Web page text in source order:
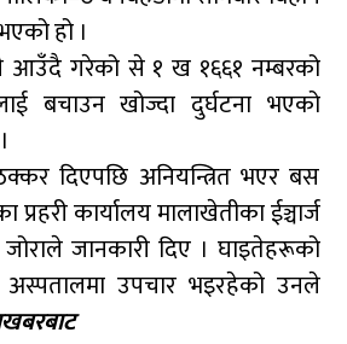
हो ।
आउँदै गरेको से १ ख १६६१ नम्बरको
बचाउन खोज्दा दुर्घटना भएको
दिएपछि अनियन्त्रित भएर बस
प्रहरी कार्यालय मालाखेतीका ईञ्चार्ज
जोराले जानकारी दिए । घाइतेहरूको
अस्पतालमा उपचार भइरहेको उनले